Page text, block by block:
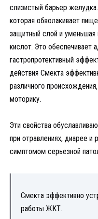
слизистый барьер
которая обволакивает
защитный слой и уменьшая
кислот. Это обеспечивает
гастропротективный
действия Смекта
различного
моторику.
Эти свойства
при отравлениях, диарее и
симптомом серьезной
Смекта эффективно
работы ЖКТ.